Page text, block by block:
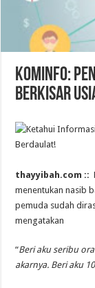
Kominfo:
Berkisar
thayyibah.com ::
menentukan nasib
pemuda sudah
mengatakan
“Beri aku seribu
akarnya. Beri aku